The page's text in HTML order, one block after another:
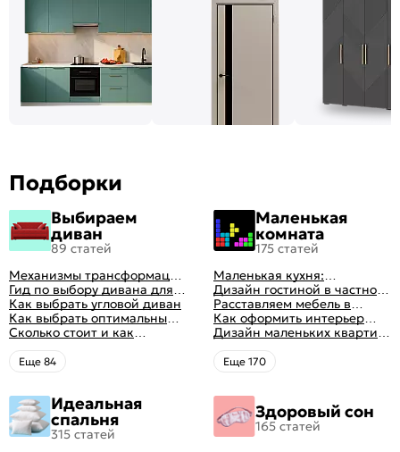
Подборки
Выбираем
диван
89 статей
Механизмы трансформации
диванов: все виды,
особенности, плюсы и
минусы
Гид по выбору дивана для
сна
Как выбрать угловой диван
Как выбрать оптимальный
цвет стен в гостиной: 50
фото и идей оформления
Сколько стоит и как
перетянуть диван
Eще 84
Маленькая
комната
175 статей
Маленькая кухня:
планировка, стили, цвет и
рисунок, реальные фото
Дизайн гостиной в частном
доме: 50 вариантов с фото
Расставляем мебель в
гостиной: главные правила
рациональной планировки
Как оформить интерьер
однокомнатной квартиры:
47 классных идей с фото
Дизайн маленьких квартир:
10 идей для дизайна
интерьера с фото
Eще 170
Идеальная
спальня
315 статей
Здоровый сон
165 статей